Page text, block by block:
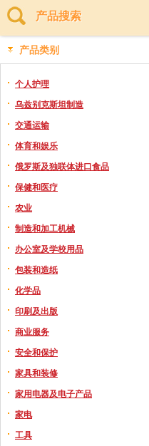
产品搜索
产品类别
个人护理
乌兹别克斯坦制造
交通运输
体育和娱乐
俄罗斯及独联体进口食品
保健和医疗
农业
制造和加工机械
办公室及学校用品
包装和造纸
化学品
印刷及出版
商业服务
安全和保护
家具和装修
家用电器及电子产品
家电
工具